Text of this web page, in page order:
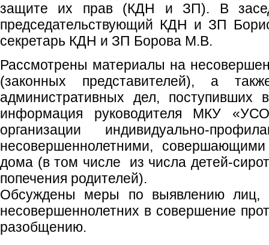
защите их прав (КДН и ЗП). В
председательствующий КДН и ЗП
секретарь КДН и ЗП Борова М.В.
Рассмотрены материалы на
(законных представителей), а
административных дел,
информация руководителя МКУ
организации
несовершеннолетними,
дома (в том числе из числа
попечения родителей).
Обсуждены меры по выявлению лиц,
несовершеннолетних в совершение
разобщению.